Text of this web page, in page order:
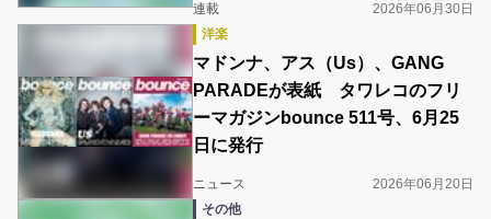
連載
2026年06月30日
洋楽
マドンナ、アス（Us）、GANG
PARADEが表紙 タワレコのフリ
ーマガジンbounce 511号、6月25
日に発行
ニュース
2026年06月20日
その他